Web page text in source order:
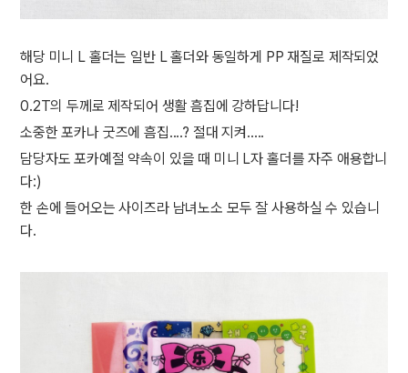
해당 미니 L 홀더는 일반 L 홀더와 동일하게 PP 재질로 제작되었
어요.
0.2T의 두께로 제작되어 생활 흠집에 강하답니다!
소중한 포카나 굿즈에 흠집....? 절대 지켜.....
담당자도 포카예절 약속이 있을 때 미니 L자 홀더를 자주 애용합니
다:)
한 손에 들어오는 사이즈라 남녀노소 모두 잘 사용하실 수 있습니
다.